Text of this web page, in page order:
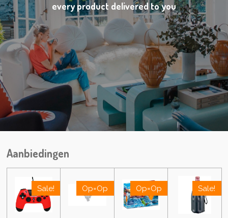
every product delivered to you
Aanbiedingen
Sale! Op=Op Op=Op Sale!